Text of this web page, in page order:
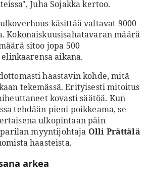
Juha Sojakka kertoo.
käsittää valtavat 9000
Kokonaiskuusisahatavaran määrä
sitoo jopa 500
aikana.
haastavin kohde, mitä
tekemässä. Erityisesti mitoitus
kovasti säätöä. Kun
tehdään pieni poikkeama, se
ulkopintaan päin
myyntijohtaja Olli Prättälä
haasteista.
arkea